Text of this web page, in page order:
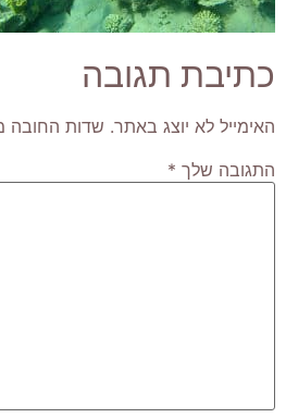
כתיבת תגובה
האימייל לא יוצג באתר. שדות החובה
התגובה שלך *